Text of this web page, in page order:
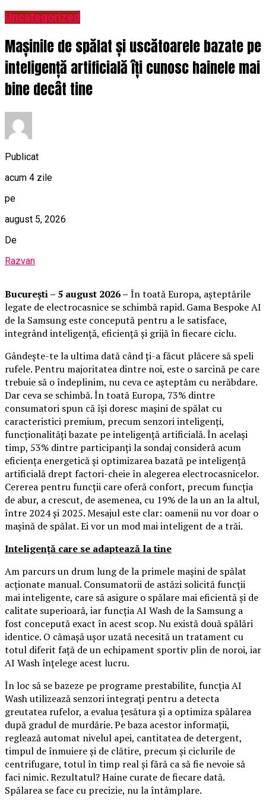
Uncategorized
Mașinile de spălat și uscătoarele bazate pe
inteligență artificială îți cunosc hainele mai
bine decât tine
Publicat
acum 4 zile
pe
august 5, 2026
De
Razvan
București – 5 august 2026 – În toată Europa, așteptările
legate de electrocasnice se schimbă rapid. Gama Bespoke AI
de la Samsung este concepută pentru a le satisface,
integrând inteligență, eficiență și grijă în fiecare ciclu.
Gândește-te la ultima dată când ți-a făcut plăcere să speli
rufele. Pentru majoritatea dintre noi, este o sarcină pe care
trebuie să o îndeplinim, nu ceva ce așteptăm cu nerăbdare.
Dar ceva se schimbă. În toată Europa, 73% dintre
consumatori spun că își doresc mașini de spălat cu
caracteristici premium, precum senzori inteligenți,
funcționalități bazate pe inteligență artificială. În același
timp, 53% dintre participanți la sondaj consideră acum
eficiența energetică și optimizarea bazată pe inteligență
artificială drept factori-cheie în alegerea electrocasnicelor.
Cererea pentru funcții care oferă confort, precum funcția
de abur, a crescut, de asemenea, cu 19% de la un an la altul,
între 2024 și 2025. Mesajul este clar: oamenii nu vor doar o
mașină de spălat. Ei vor un mod mai inteligent de a trăi.
Inteligență care se adaptează la tine
Am parcurs un drum lung de la primele mașini de spălat
acționate manual. Consumatorii de astăzi solicită funcții
mai inteligente, care să asigure o spălare mai eficientă și de
calitate superioară, iar funcția AI Wash de la Samsung a
fost concepută exact în acest scop. Nu există două spălări
identice. O cămașă ușor uzată necesită un tratament cu
totul diferit față de un echipament sportiv plin de noroi, iar
AI Wash înțelege acest lucru.
În loc să se bazeze pe programe prestabilite, funcția AI
Wash utilizează senzori integrați pentru a detecta
greutatea rufelor, a evalua țesătura și a optimiza spălarea
după gradul de murdărie. Pe baza acestor informații,
reglează automat nivelul apei, cantitatea de detergent,
timpul de înmuiere și de clătire, precum și ciclurile de
centrifugare, totul în timp real și fără ca să fie nevoie să
faci nimic. Rezultatul? Haine curate de fiecare dată.
Spălarea se face cu precizie, nu la întâmplare.